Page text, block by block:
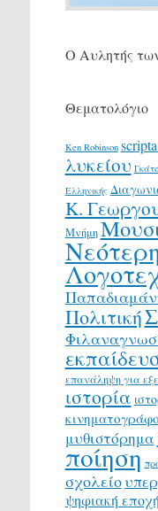
Ο Αυλητής
Θεματολόγιο
Ken Robinson
λυκείου
Ελληνικής
Κ.
Μνήμη
Πολιτική
επανάληψη για
ιστορία
μυθιστόρημα
ποίηση
σχολείο
ψηφιακή εποχή